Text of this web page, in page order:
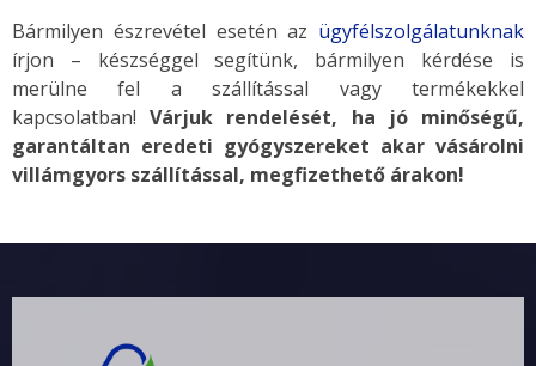
Bármilyen észrevétel esetén az ügyfélszolgálatunknak
írjon – készséggel segítünk, bármilyen kérdése is
merülne fel a szállítással vagy termékekkel
kapcsolatban!Várjuk rendelését, ha jó minőségű,
garantáltan eredeti gyógyszereket akar vásárolni
villámgyors szállítással, megfizethető árakon!